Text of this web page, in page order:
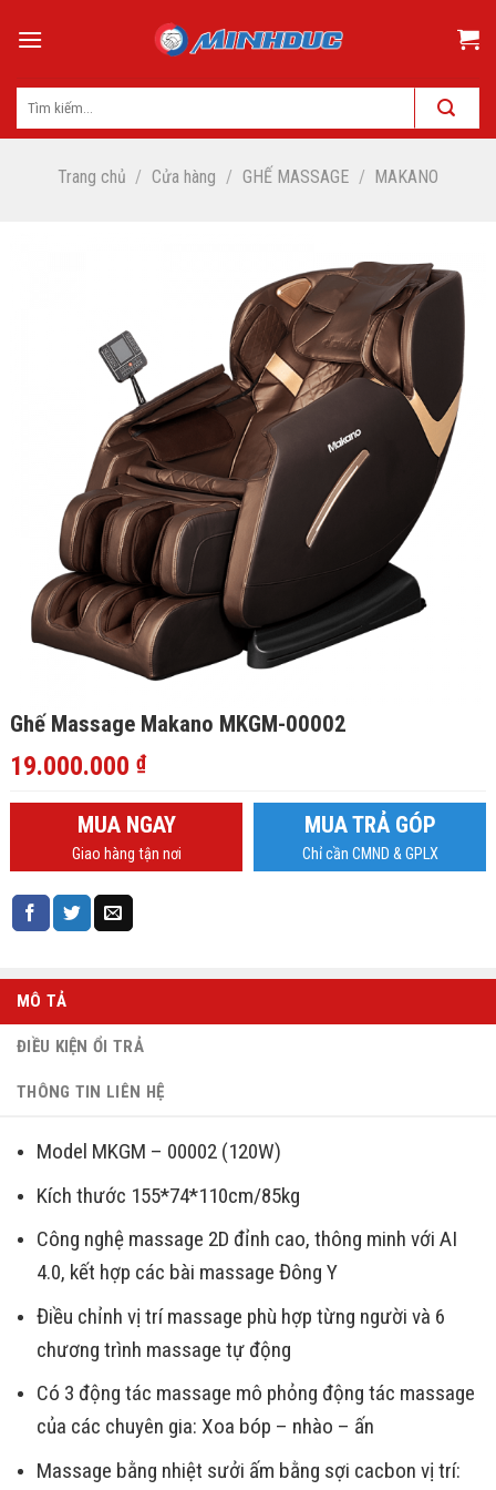
Trang chủ / Cửa hàng / GHẾ MASSAGE / MAKANO
Ghế Massage Makano MKGM-00002
19.000.000 ₫
MUA NGAY
Giao hàng tận nơi
MUA TRẢ GÓP
Chỉ cần CMND & GPLX
MÔ TẢ
ĐIỀU KIỆN ỔI TRẢ
THÔNG TIN LIÊN HỆ
Model MKGM – 00002 (120W)
Kích thước 155*74*110cm/85kg
Công nghệ massage 2D đỉnh cao, thông minh với AI
4.0, kết hợp các bài massage Đông Y
Điều chỉnh vị trí massage phù hợp từng người và 6
chương trình massage tự động
Có 3 động tác massage mô phỏng động tác massage
của các chuyên gia: Xoa bóp – nhào – ấn
Massage bằng nhiệt sưởi ấm bằng sợi cacbon vị trí: